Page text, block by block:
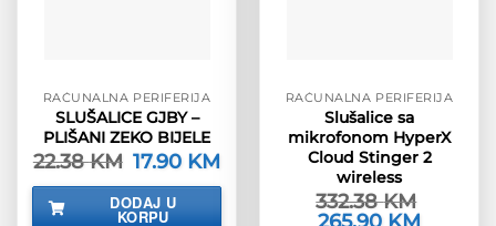
RAČUNALNA PERIFERIJA
SLUŠALICE GJBY –
PLIŠANI ZEKO BIJELE
22.38KM Izvorna
cijena
bila
je:
22.38 KM.
17.90 KM
je:
DODAJ U
KORPU
RAČUNALNA PERIFERIJA
Slušalice sa
mikrofonom HyperX
Cloud Stinger 2
wireless
332.38KM
Izvorna